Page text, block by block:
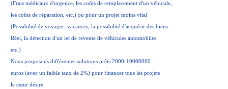
(Frais médicaux d'urgence, les coûts de remplacement d'un véhicule,
les coûts de réparation, etc.) ou pour un projet moins vital
(Possibilité de voyager, vacances, la possibilité d'acquérir des biens
Réel, la détection d'un let de revente de véhicules automobiles
etc.)
Nous proposons différentes solutions prêts 2000-10000000
euros (avec un faible taux de 2%) pour financer tous les projets
le cœur désire.